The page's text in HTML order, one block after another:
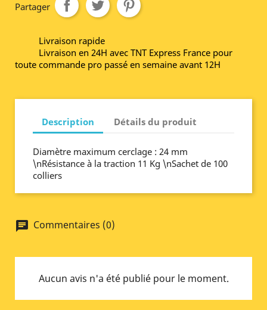
Partager
Livraison rapide
Livraison en 24H avec TNT Express France pour
toute commande pro passé en semaine avant 12H
Description Détails du produit
Diamètre maximum cerclage : 24 mm
\nRésistance à la traction 11 Kg \nSachet de 100
colliers
chat Commentaires (0)
Aucun avis n'a été publié pour le moment.